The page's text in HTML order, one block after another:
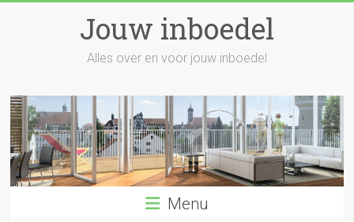
Jouw inboedel
Alles over en voor jouw inboedel
Menu